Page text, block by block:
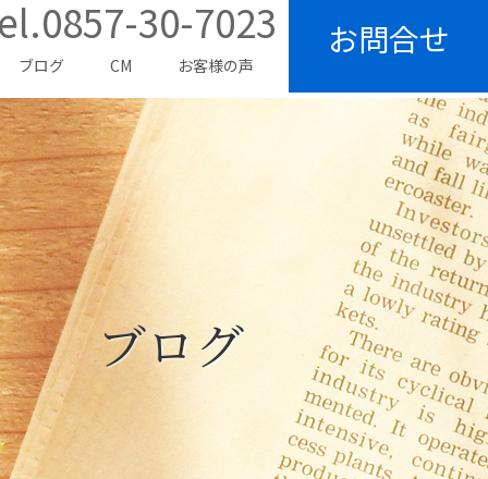
30-7023
ブログ CM お客様の声
お問合せ
ブログ